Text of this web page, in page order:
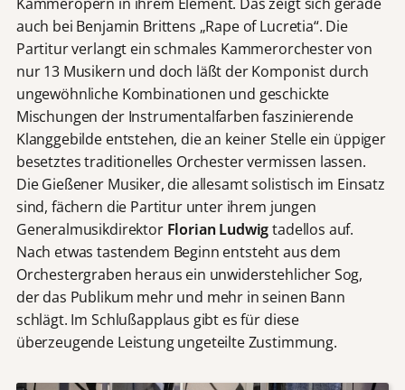
auch bei Benjamin Brittens „Rape of Lucretia“. Die
Partitur verlangt ein schmales Kammerorchester von
nur 13 Musikern und doch läßt der Komponist durch
ungewöhnliche Kombinationen und geschickte
Mischungen der Instrumentalfarben faszinierende
Klanggebilde entstehen, die an keiner Stelle ein üppiger
besetztes traditionelles Orchester vermissen lassen.
Die Gießener Musiker, die allesamt solistisch im Einsatz
sind, fächern die Partitur unter ihrem jungen
Generalmusikdirektor Florian Ludwigtadellos auf.
Nach etwas tastendem Beginn entsteht aus dem
Orchestergraben heraus ein unwiderstehlicher Sog,
der das Publikum mehr und mehr in seinen Bann
schlägt. Im Schlußapplaus gibt es für diese
überzeugende Leistung ungeteilte Zustimmung.